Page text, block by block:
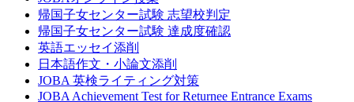
帰国子女センター試験 志望校判定
帰国子女センター試験 達成度確認
英語エッセイ添削
日本語作文・小論文添削
JOBA 英検ライティング対策
JOBA Achievement Test for Returnee Entrance Exams